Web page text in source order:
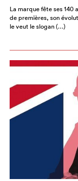
La marque fête ses 140
de premières, son
le veut le slogan (…)